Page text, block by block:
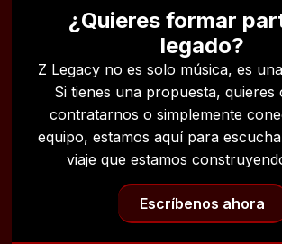
¿Quieres formar
legado?
Z Legacy no es solo música, es
Si tienes una propuesta, quieres
contratarnos o simplemente
equipo, estamos aquí para
viaje que estamos
Escríbenos ahora